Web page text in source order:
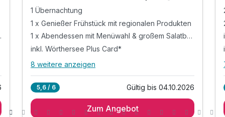
1 Übernachtung
1 x Genießer Frühstück mit regionalen Produkten
1 x Abendessen mit Menüwahl & großem Salatbuffet
inkl. Wörthersee Plus Card*
Alle Inklusivleistungen
1 x Genießer Frühstück mit regionalen Produkten
8 weitere anzeigen
5,6 / 6 Gültig bis 04.10.2026
Zum Angebot